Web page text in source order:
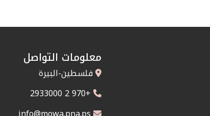
معلومات التواصل
فلسطين-البيرة
+970 2 2933000